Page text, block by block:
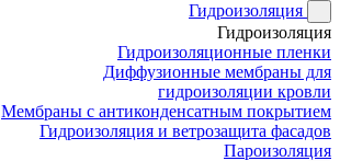
Гидроизоляция
Гидроизоляция
Гидроизоляционные пленки
Диффузионные мембраны для
гидроизоляции кровли
Мембраны с антиконденсатным покрытием
Гидроизоляция и ветрозащита фасадов
Пароизоляция